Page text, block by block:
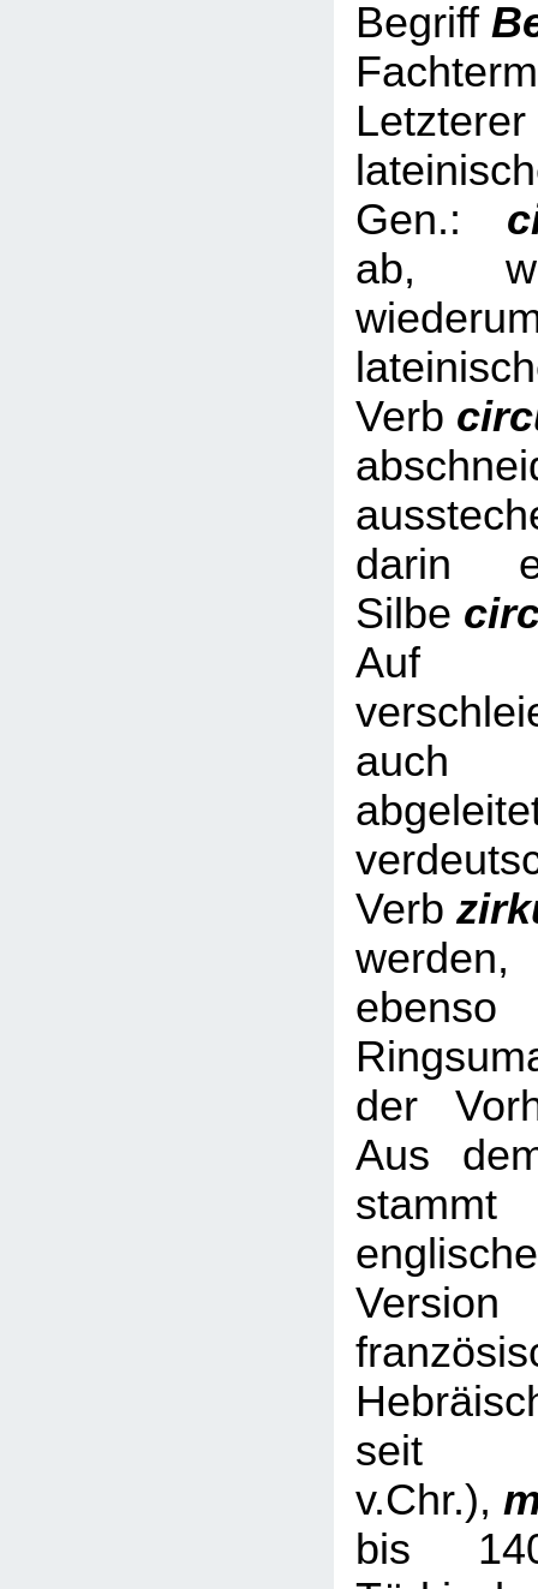
Begriff
Gen.:
ab,
Verb
darin
Silbe
Auf
auch
Verb
der
Aus
englische
v.Chr.),
bis